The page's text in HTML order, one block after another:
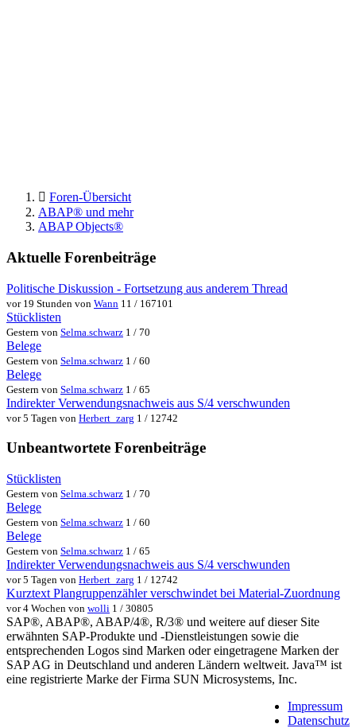
Foren-Übersicht
ABAP® und mehr
ABAP Objects®
Aktuelle Forenbeiträge
Politische Diskussion - Fortsetzung aus anderem Thread
vor 19 Stunden von Wann 11 / 167101
Stücklisten
Gestern von Selma.schwarz 1 / 70
Belege
Gestern von Selma.schwarz 1 / 60
Belege
Gestern von Selma.schwarz 1 / 65
Indirekter Verwendungsnachweis aus S/4 verschwunden
vor 5 Tagen von Herbert_zarg 1 / 12742
Unbeantwortete Forenbeiträge
Stücklisten
Gestern von Selma.schwarz 1 / 70
Belege
Gestern von Selma.schwarz 1 / 60
Belege
Gestern von Selma.schwarz 1 / 65
Indirekter Verwendungsnachweis aus S/4 verschwunden
vor 5 Tagen von Herbert_zarg 1 / 12742
Kurztext Plangruppenzähler verschwindet bei Material-Zuordnung
vor 4 Wochen von wolli 1 / 30805
SAP®, ABAP®, ABAP/4®, R/3® und weitere auf dieser Site
erwähnten SAP-Produkte und -Dienstleistungen sowie die
entsprechenden Logos sind Marken oder eingetragene Marken der
SAP AG in Deutschland und anderen Ländern weltweit. Java™ ist
eine registrierte Marke der Firma SUN Microsystems, Inc.
Impressum
Datenschutz